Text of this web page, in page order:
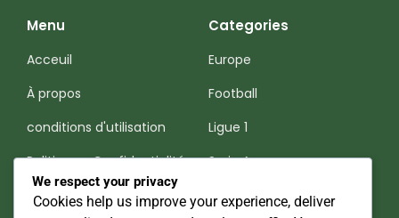
Menu
Acceuil
À propos
conditions d'utilisation
Politiques-Confidentialité
Categories
Europe
Football
Ligue 1
Serie A
Premier League
We respect your privacy
Cookies help us improve your experience, deliver